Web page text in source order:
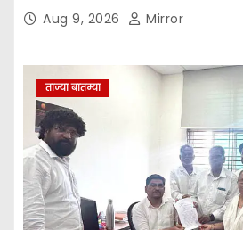
Aug 9, 2026 Mirror
ताज्या बातम्या